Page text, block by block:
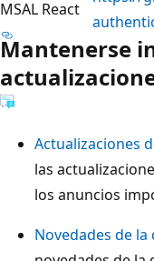
MSAL React
Mantenerse
Actualizaciones
las
los anuncios
Novedades de